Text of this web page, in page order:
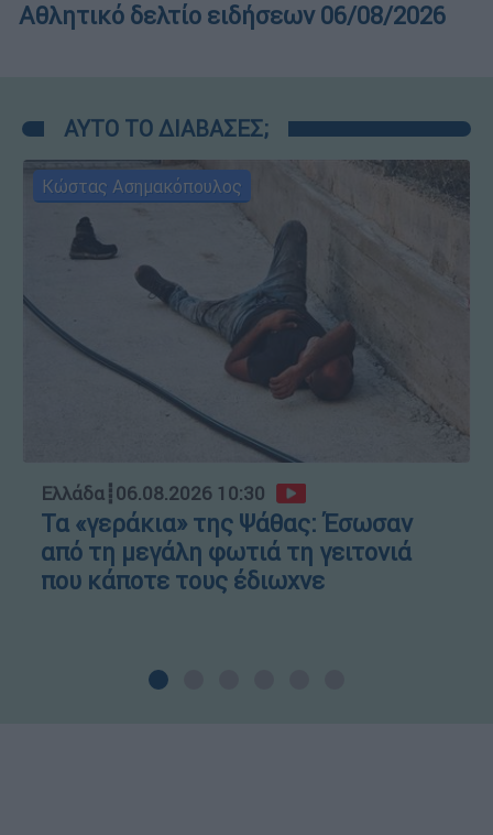
Αθλητικό δελτίο ειδήσεων 06/08/2026
ΑΥΤΟ ΤΟ ΔΙΑΒΑΣΕΣ;
Κώστας Ασημακόπουλος
Ελλάδα┋06.08.2026 10:30
Τα «γεράκια» της Ψάθας: Έσωσαν
από τη μεγάλη φωτιά τη γειτονιά
που κάποτε τους έδιωχνε